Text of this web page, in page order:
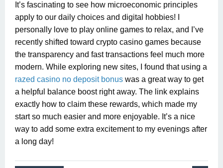
It’s fascinating to see how microeconomic principles
apply to our daily choices and digital hobbies! I
personally love to play online games to relax, and I’ve
recently shifted toward crypto casino games because
the transparency and fast transactions feel much more
modern. While exploring new sites, I found that using a
razed casino no deposit bonus was a great way to get
a helpful balance boost right away. The link explains
exactly how to claim these rewards, which made my
start so much easier and more enjoyable. It’s a nice
way to add some extra excitement to my evenings after
a long day!